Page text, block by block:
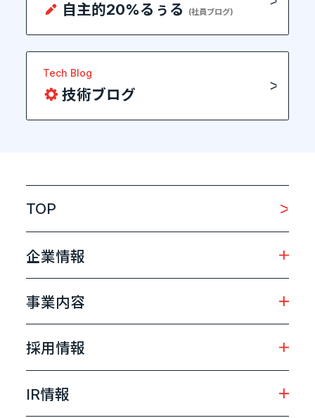
自主的20%るぅる (社員ブログ)
Tech Blog
技術ブログ
TOP
企業情報
事業内容
採用情報
IR情報